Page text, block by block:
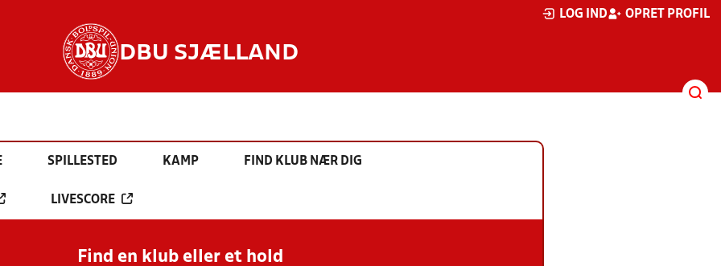
LOG IND OPRET PROFIL
DBU SJÆLLAND
SPILLESTED KAMP FIND KLUB NÆR DIG
LIVESCORE
Find en klub eller et hold